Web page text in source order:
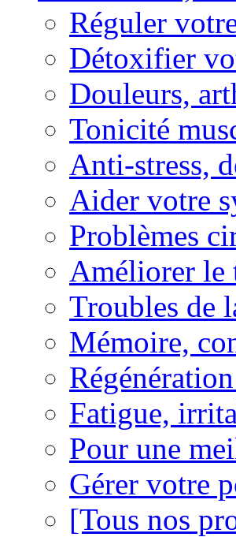
Réguler
Détoxifier
Douleurs,
Tonicité
Anti-stress,
Aider votre
Problèmes
Améliorer le
Troubles de
Mémoire,
Fatigue,
Pour une
Gérer votre
[Tous nos